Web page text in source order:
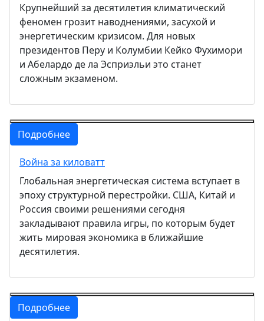
Крупнейший за десятилетия климатический
феномен грозит наводнениями, засухой и
энергетическим кризисом. Для новых
президентов Перу и Колумбии Кейко Фухимори
и Абелардо де ла Эсприэльи это станет
сложным экзаменом.
Подробнее
Война за киловатт
Глобальная энергетическая система вступает в
эпоху структурной перестройки. США, Китай и
Россия своими решениями сегодня
закладывают правила игры, по которым будет
жить мировая экономика в ближайшие
десятилетия.
Подробнее